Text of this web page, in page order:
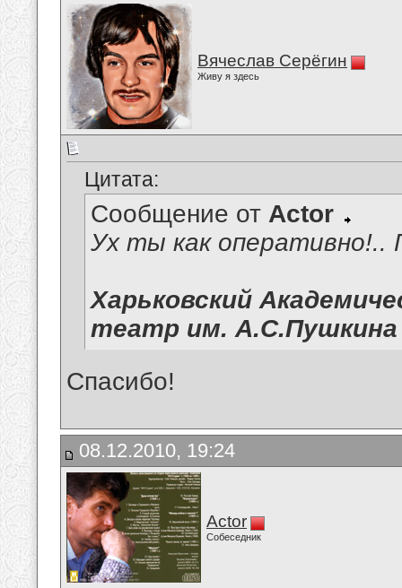
Вячеслав Серёгин
Живу я здесь
Цитата:
Сообщение от Actor
Ух ты как оперативно!..
Харьковский
театр им. А.С.Пушкина
Спасибо!
08.12.2010, 19:24
Actor
Собеседник